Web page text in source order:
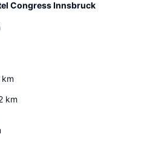
Congress Innsbruck
km
km